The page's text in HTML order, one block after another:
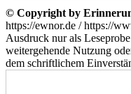
© Copyright by
https://ewnor.de / https://
Ausdruck nur als
weitergehende Nutzung
dem schriftlichem